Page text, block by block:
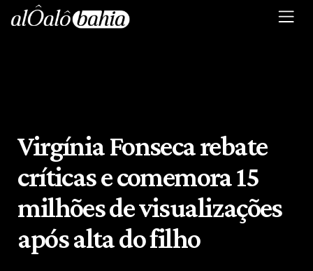
Virgínia Fonseca rebate
críticas e comemora 15
milhões de visualizações
após alta do filho